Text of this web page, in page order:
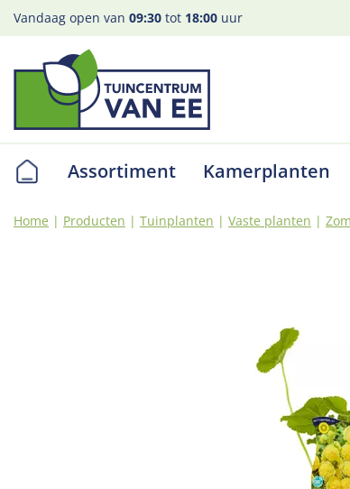
Ga
naar
Home Producten Tuinplanten Vaste planten
Vandaag open van 09:30 tot 18:00 uur
Assortiment Kamerplanten